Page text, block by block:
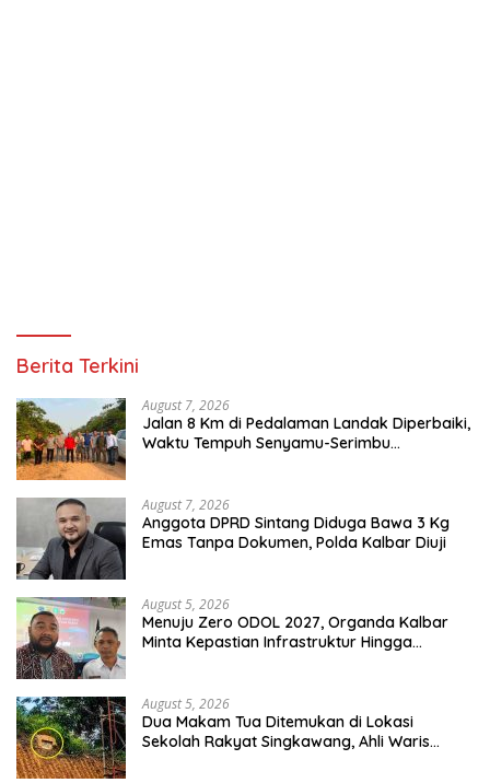
Berita Terkini
August 7, 2026
Jalan 8 Km di Pedalaman Landak Diperbaiki,
Waktu Tempuh Senyamu-Serimbu
August 7, 2026
Anggota DPRD Sintang Diduga Bawa 3 Kg
Emas Tanpa Dokumen, Polda Kalbar Diuji
August 5, 2026
Menuju Zero ODOL 2027, Organda Kalbar
Minta Kepastian Infrastruktur Hingga
August 5, 2026
Dua Makam Tua Ditemukan di Lokasi
Sekolah Rakyat Singkawang, Ahli Waris